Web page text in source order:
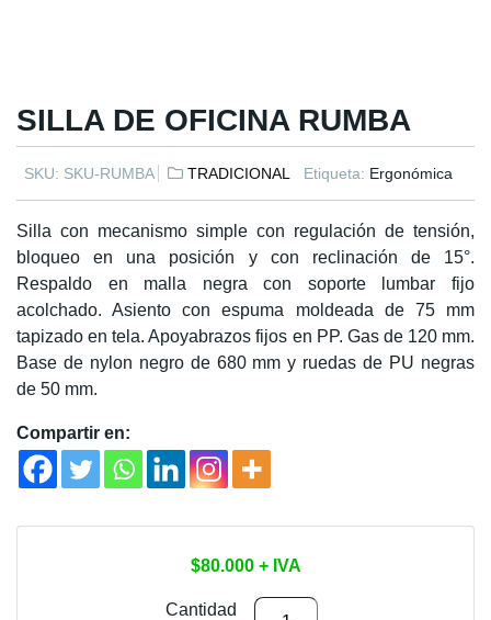
SILLA DE OFICINA RUMBA
SKU: SKU-RUMBA TRADICIONAL Etiqueta: Ergonómica
Silla con mecanismo simple con regulación de tensión,
bloqueo en una posición y con reclinación de 15°.
Respaldo en malla negra con soporte lumbar fijo
acolchado. Asiento con espuma moldeada de 75 mm
tapizado en tela. Apoyabrazos fijos en PP. Gas de 120 mm.
Base de nylon negro de 680 mm y ruedas de PU negras
de 50 mm.
Compartir en:
$80.000+ IVA
Cantidad
SILLA